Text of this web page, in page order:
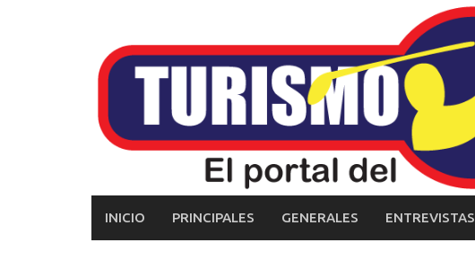
INICIO PRINCIPALES GENERALES ENTREVISTAS